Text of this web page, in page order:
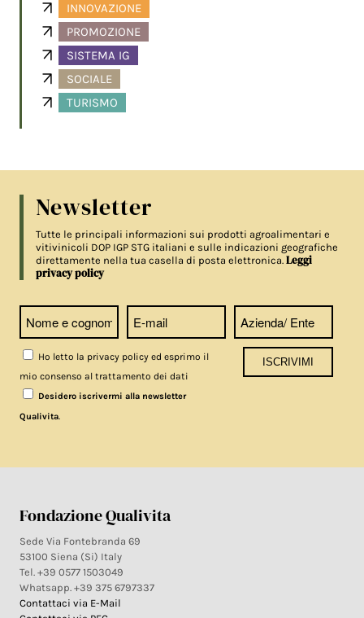
INNOVAZIONE
PROMOZIONE
SISTEMA IG
SOCIALE
TURISMO
Newsletter
Tutte le principali informazioni sui prodotti agroalimentari e
vitivinicoli DOP IGP STG italiani e sulle indicazioni geografiche
direttamente nella tua casella di posta elettronica.Leggi
privacy policy
Ho letto la privacy policy ed esprimo il
mio consenso al trattamento dei dati
Desidero iscrivermi alla newsletter
Qualivita.
Fondazione Qualivita
Sede Via Fontebranda 69
53100 Siena (Si) Italy
Tel. +39 0577 1503049
Whatsapp. +39 375 6797337
Contattaci via E-Mail